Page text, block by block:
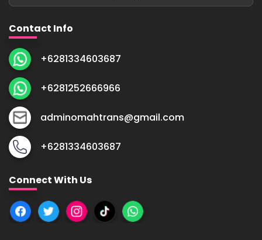
Contact Info
+6281334603687
+6281252666966
adminomahtrans@gmail.com
+6281334603687
Connect With Us